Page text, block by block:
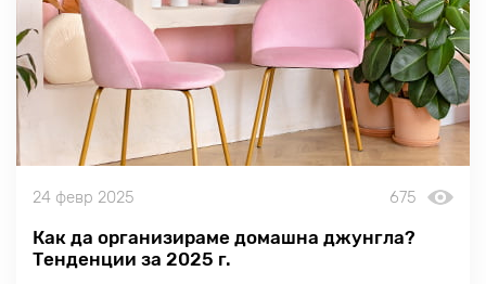
24 февр 2025 675
Как да организираме домашна джунгла?
Тенденции за 2025 г.